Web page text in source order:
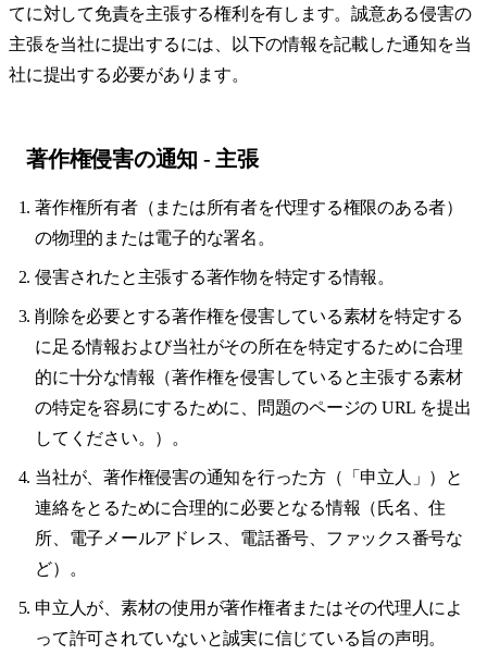
てに対して免責を主張する権利を有します。誠意ある侵害の
主張を当社に提出するには、以下の情報を記載した通知を当
社に提出する必要があります。
著作権侵害の通知 - 主張
著作権所有者（または所有者を代理する権限のある者）
の物理的または電子的な署名。
侵害されたと主張する著作物を特定する情報。
削除を必要とする著作権を侵害している素材を特定する
に足る情報および当社がその所在を特定するために合理
的に十分な情報（著作権を侵害していると主張する素材
の特定を容易にするために、問題のページの URL を提出
してください。）。
当社が、著作権侵害の通知を行った方（「申立人」）と
連絡をとるために合理的に必要となる情報（氏名、住
所、電子メールアドレス、電話番号、ファックス番号な
ど）。
申立人が、素材の使用が著作権者またはその代理人によ
って許可されていないと誠実に信じている旨の声明。